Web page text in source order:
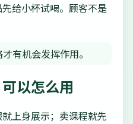
给小杯试喝。顾客不是
有机会发挥作用。
以怎么用
上身展示；卖课程就先